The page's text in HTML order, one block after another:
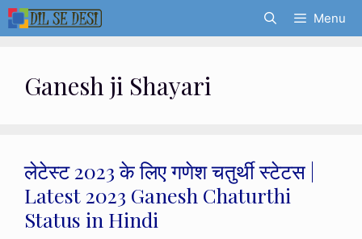
Skip
to
Menu
Ganesh ji Shayari
लेटेस्ट 2023 के लिए गणेश चतुर्थी स्टेटस |
Latest 2023 Ganesh Chaturthi
Status in Hindi